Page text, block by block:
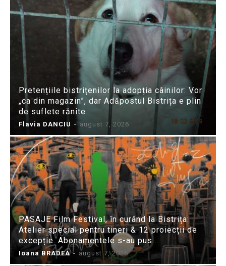
Pretențiile bistrițenilor la adopția câinilor: Vor
„ca din magazin”, dar Adăpostul Bistrița e plin
de suflete rănite
Flavia DANCIU - august 7, 2026
PASAJE Film Festival, în curând la Bistrița:
Atelier special pentru tineri & 12 proiecții de
excepție. Abonamentele s-au pus...
Ioana BRADEA - august 7, 2026